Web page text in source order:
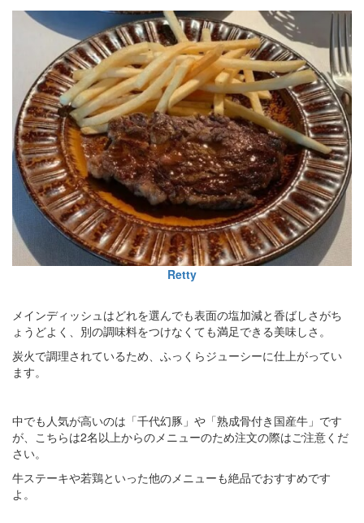
Retty
メインディッシュはどれを選んでも表面の塩加減と香ばしさがち
ょうどよく、別の調味料をつけなくても満足できる美味しさ。
炭火で調理されているため、ふっくらジューシーに仕上がってい
ます。
中でも人気が高いのは「千代幻豚」や「熟成骨付き国産牛」です
が、こちらは2名以上からのメニューのため注文の際はご注意くだ
さい。
牛ステーキや若鶏といった他のメニューも絶品でおすすめです
よ。